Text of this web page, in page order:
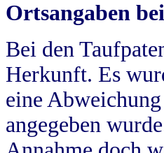
Ortsangaben
Bei den
Herkunft. Es
eine
angegeben